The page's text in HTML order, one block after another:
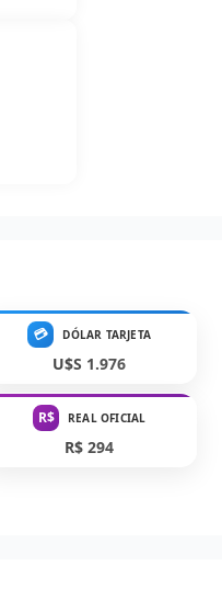
💳 DÓLAR TARJETA
U$S 1.976
R$ REAL OFICIAL
R$ 294